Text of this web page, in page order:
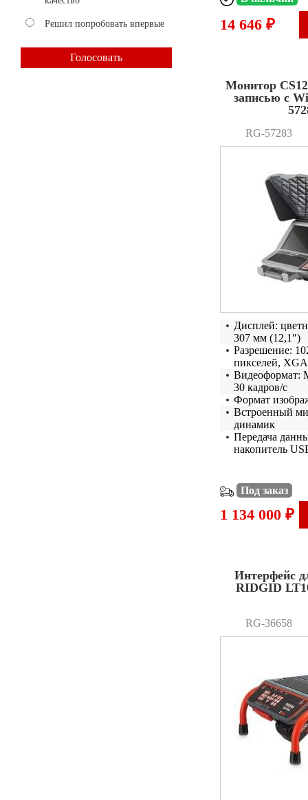
Решил попробовать впервые 14 646 ₽
Монитор
записью с
RG-57283
Дисплей:
307 мм (12,1″)
Разрешение:
пикселей, XGA
Видеоформат:
30 кадров/с
Формат
Встроенный
динамик
Передача
накопитель
Под заказ
1 134 000 ₽
Интерфейс
RIDGID
RG-36658